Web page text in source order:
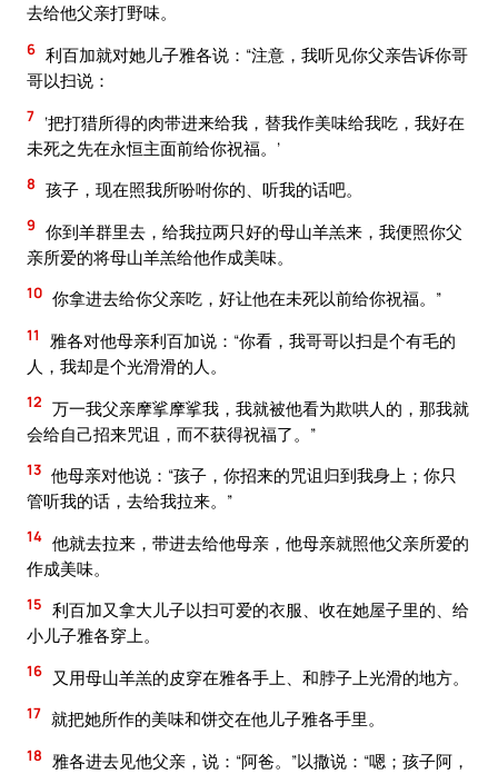
去给他父亲打野味。
6 利百加就对她儿子雅各说：“注意，我听见你父亲告诉你哥
哥以扫说：
7 ‘把打猎所得的肉带进来给我，替我作美味给我吃，我好在
未死之先在永恒主面前给你祝福。’
8 孩子，现在照我所吩咐你的、听我的话吧。
9 你到羊群里去，给我拉两只好的母山羊羔来，我便照你父
亲所爱的将母山羊羔给他作成美味。
10 你拿进去给你父亲吃，好让他在未死以前给你祝福。”
11
雅各对他母亲利百加说：“你看，我哥哥以扫是个有毛的
人，我却是个光滑滑的人。
12 万一我父亲摩挲摩挲我，我就被他看为欺哄人的，那我就
会给自己招来咒诅，而不获得祝福了。”
13 他母亲对他说：“孩子，你招来的咒诅归到我身上；你只
管听我的话，去给我拉来。”
14 他就去拉来，带进去给他母亲，他母亲就照他父亲所爱的
作成美味。
15 利百加又拿大儿子以扫可爱的衣服、收在她屋子里的、给
小儿子雅各穿上。
16 又用母山羊羔的皮穿在雅各手上、和脖子上光滑的地方。
17 就把她所作的美味和饼交在他儿子雅各手里。
18 雅各进去见他父亲，说：“阿爸。”以撒说：“嗯；孩子阿，